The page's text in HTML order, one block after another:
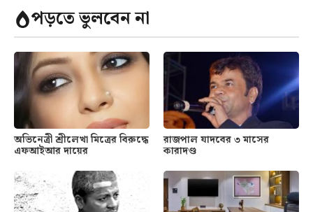
পড়তে ভুলবেন না
অভিনেত্রী শ্রীলেখা মিত্রের বিরুদ্ধে
এফআইআর দায়ের
রাজপাল যাদবের ৩ মাসের
কারাদণ্ড